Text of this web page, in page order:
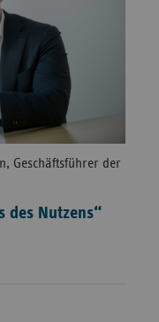
Geschäftsführer der
des Nutzens“